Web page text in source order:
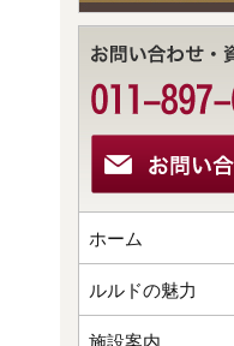
ホーム
ルルドの魅力
施設案内